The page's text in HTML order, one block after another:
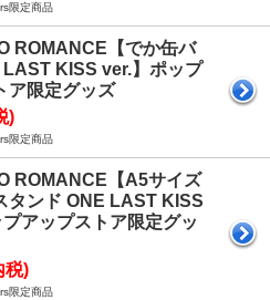
限定商品
ROMANCE【でか缶バ
LAST KISS ver.】ポップ
ア限定グッズ
)
限定商品
ROMANCE【A5サイズ
タンド ONE LAST KISS
アップストア限定グッ
税)
限定商品